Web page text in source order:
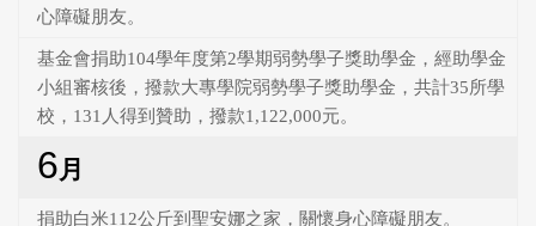
心障礙朋友。
基金會捐助104學年度第2學期弱勢學子獎助學金，經助學金
小組審核後，撥款大專學院弱勢學子獎助學金，共計35所學
校，131人得到贊助，撥款1,122,000元。
6月
捐助白米112公斤到聖安娜之家，關懷身心障礙朋友。